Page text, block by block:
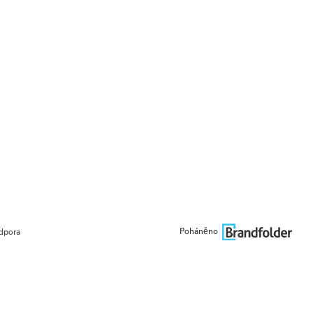
Poháněno